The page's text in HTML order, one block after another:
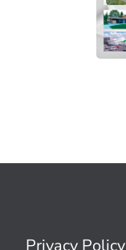
Privacy Policy